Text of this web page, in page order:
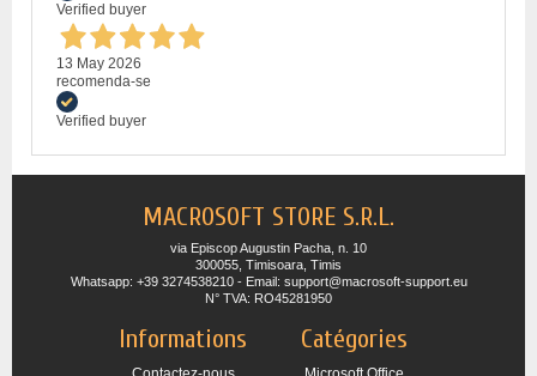
Verified buyer
13 May 2026
recomenda-se
Verified buyer
MACROSOFT STORE S.R.L.
via Episcop Augustin Pacha, n. 10
300055, Timisoara, Timis
Whatsapp: +39 3274538210 - Email: support@macrosoft-support.eu
N° TVA: RO45281950
Informations Catégories